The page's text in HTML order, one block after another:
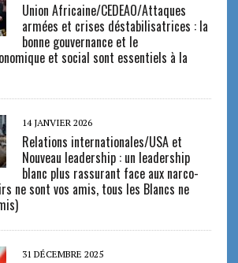
Union Africaine/CEDEAO/Attaques
armées et crises déstabilisatrices : la
bonne gouvernance et le
et social sont essentiels à la
14 JANVIER 2026
Relations internationales/USA et
Nouveau leadership : un leadership
blanc plus rassurant face aux narco-
ne sont vos amis, tous les Blancs ne
31 DÉCEMBRE 2025